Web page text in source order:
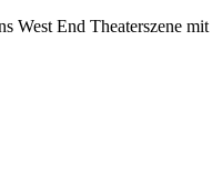
West End Theaterszene